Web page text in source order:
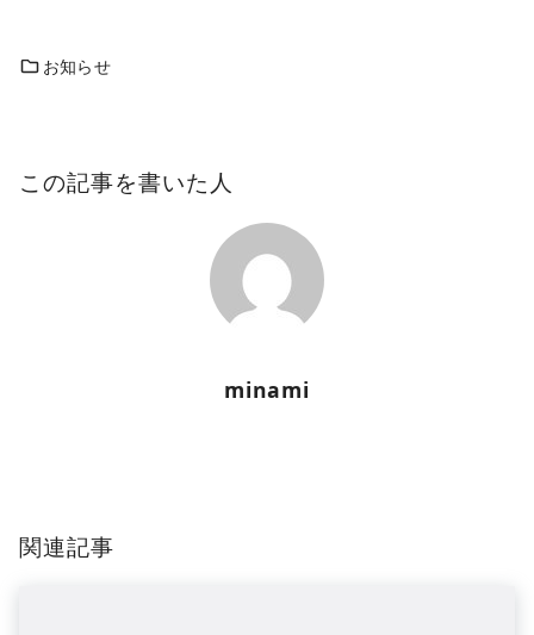
お知らせ
この記事を書いた人
minami
関連記事